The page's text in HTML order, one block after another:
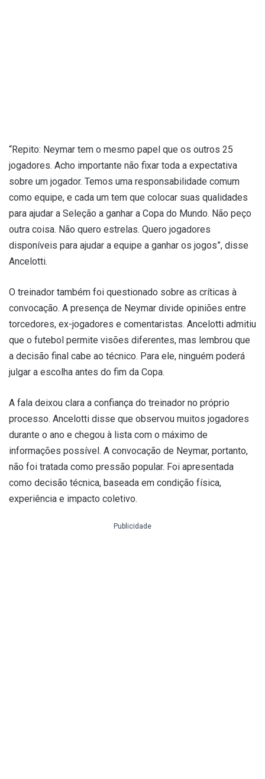
“Repito: Neymar tem o mesmo papel que os outros 25
jogadores. Acho importante não fixar toda a expectativa
sobre um jogador. Temos uma responsabilidade comum
como equipe, e cada um tem que colocar suas qualidades
para ajudar a Seleção a ganhar a Copa do Mundo. Não peço
outra coisa. Não quero estrelas. Quero jogadores
disponíveis para ajudar a equipe a ganhar os jogos”, disse
Ancelotti.
O treinador também foi questionado sobre as críticas à
convocação. A presença de Neymar divide opiniões entre
torcedores, ex-jogadores e comentaristas. Ancelotti admitiu
que o futebol permite visões diferentes, mas lembrou que
a decisão final cabe ao técnico. Para ele, ninguém poderá
julgar a escolha antes do fim da Copa.
A fala deixou clara a confiança do treinador no próprio
processo. Ancelotti disse que observou muitos jogadores
durante o ano e chegou à lista com o máximo de
informações possível. A convocação de Neymar, portanto,
não foi tratada como pressão popular. Foi apresentada
como decisão técnica, baseada em condição física,
experiência e impacto coletivo.
Publicidade